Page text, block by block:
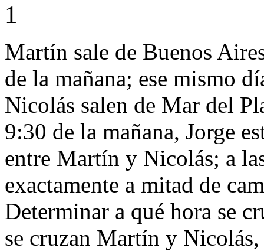
1
Martín sale de Buenos
de la mañana; ese mismo
Nicolás salen de Mar del
9:30 de la mañana, Jorge
entre Martín y Nicolás; a
exactamente a mitad de
Determinar a qué hora se
se cruzan Martín y